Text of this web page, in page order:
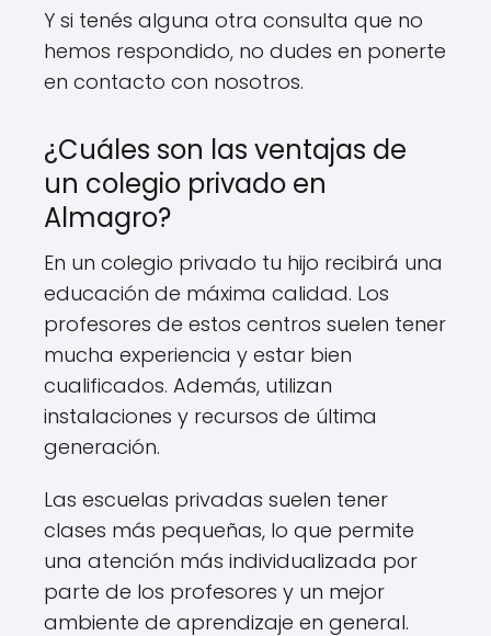
Y si tenés alguna otra consulta que no
hemos respondido, no dudes en ponerte
en contacto con nosotros.
¿Cuáles son las ventajas de
un colegio privado en
Almagro?
En un colegio privado tu hijo recibirá una
educación de máxima calidad. Los
profesores de estos centros suelen tener
mucha experiencia y estar bien
cualificados. Además, utilizan
instalaciones y recursos de última
generación.
Las escuelas privadas suelen tener
clases más pequeñas, lo que permite
una atención más individualizada por
parte de los profesores y un mejor
ambiente de aprendizaje en general.